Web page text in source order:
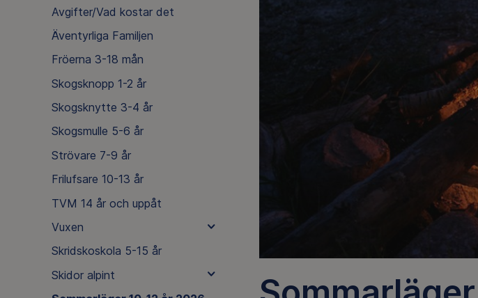
Avgifter/Vad kostar det
Äventyrliga Familjen
Fröerna 3-18 mån
Skogsknopp 1-2 år
Skogsknytte 3-4 år
Skogsmulle 5-6 år
Strövare 7-9 år
Frilufsare 10-13 år
TVM 14 år och uppåt
Vuxen
Skridskoskola 5-15 år
Skidor alpint